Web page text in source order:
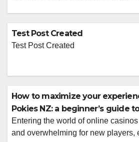
dynamics of bonuses, game
pokies nz free secure payment
Test Post Created
Test Post Created
How to maximize your
Pokies NZ: a beginner’s guide
Entering the world of online
and overwhelming for new players,